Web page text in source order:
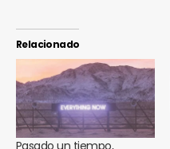
Relacionado